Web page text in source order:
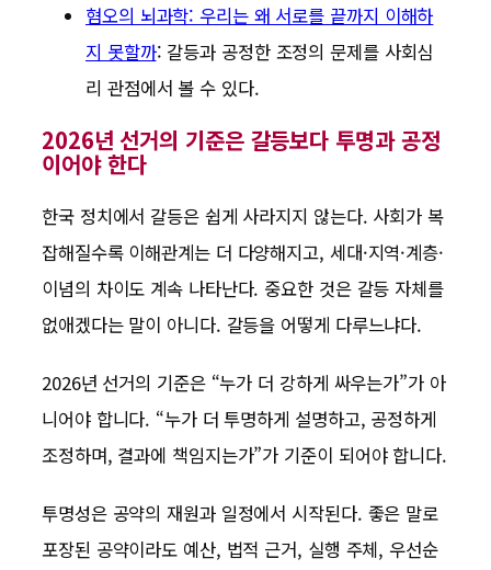
혐오의 뇌과학: 우리는 왜 서로를 끝까지 이해하
지 못할까: 갈등과 공정한 조정의 문제를 사회심
리 관점에서 볼 수 있다.
2026년 선거의 기준은 갈등보다 투명과 공정
이어야 한다
한국 정치에서 갈등은 쉽게 사라지지 않는다. 사회가 복
잡해질수록 이해관계는 더 다양해지고, 세대·지역·계층·
이념의 차이도 계속 나타난다. 중요한 것은 갈등 자체를
없애겠다는 말이 아니다. 갈등을 어떻게 다루느냐다.
2026년 선거의 기준은 “누가 더 강하게 싸우는가”가 아
니어야 합니다. “누가 더 투명하게 설명하고, 공정하게
조정하며, 결과에 책임지는가”가 기준이 되어야 합니다.
투명성은 공약의 재원과 일정에서 시작된다. 좋은 말로
포장된 공약이라도 예산, 법적 근거, 실행 주체, 우선순